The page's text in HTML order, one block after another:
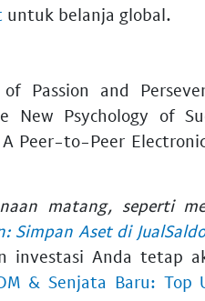
untuk belanja global.
Passion and
Psychology of
Peer-to-Peer Electronic
matang, seperti
Simpan Aset di
investasi Anda tetap
& Senjata Baru: Top